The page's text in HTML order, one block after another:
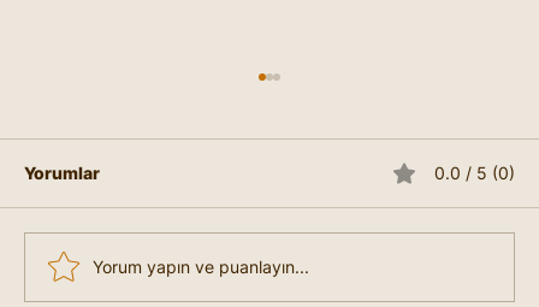
Yorumlar 0.0 / 5 (0)
Yorum yapın ve puanlayın...